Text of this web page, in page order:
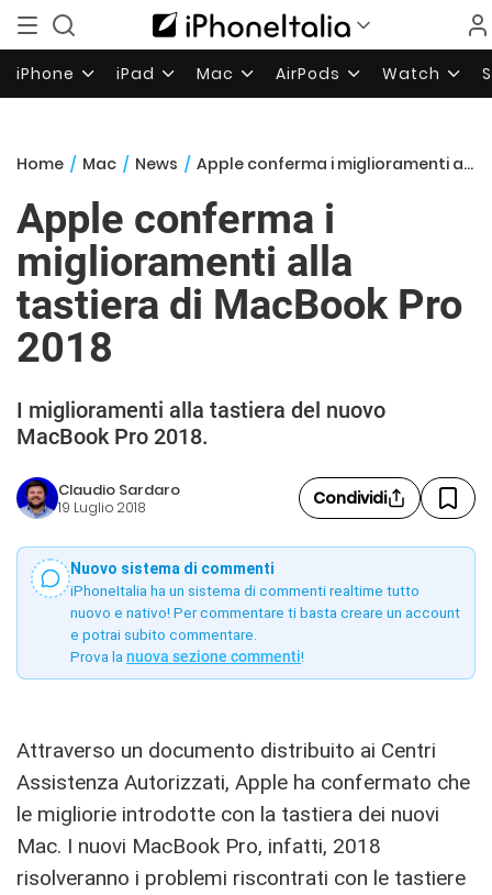
iPhone iPad Mac AirPods Watch
Home / Mac / News / Apple conferma i miglioramenti alla tastiera di MacBook Pro 2018
Apple conferma i
miglioramenti alla
tastiera di MacBook Pro
2018
I miglioramenti alla tastiera del nuovo
MacBook Pro 2018.
Claudio Sardaro
19 Luglio 2018 Condividi
Nuovo sistema di commenti
iPhoneItalia ha un sistema di commenti realtime tutto
nuovo e nativo! Per commentare ti basta creare un account
e potrai subito commentare.
Prova la nuova sezione commenti!
Attraverso un documento distribuito ai Centri
Assistenza Autorizzati, Apple ha confermato che
le migliorie introdotte con la tastiera dei nuovi
Mac. I nuovi MacBook Pro, infatti, 2018
risolveranno i problemi riscontrati con le tastiere